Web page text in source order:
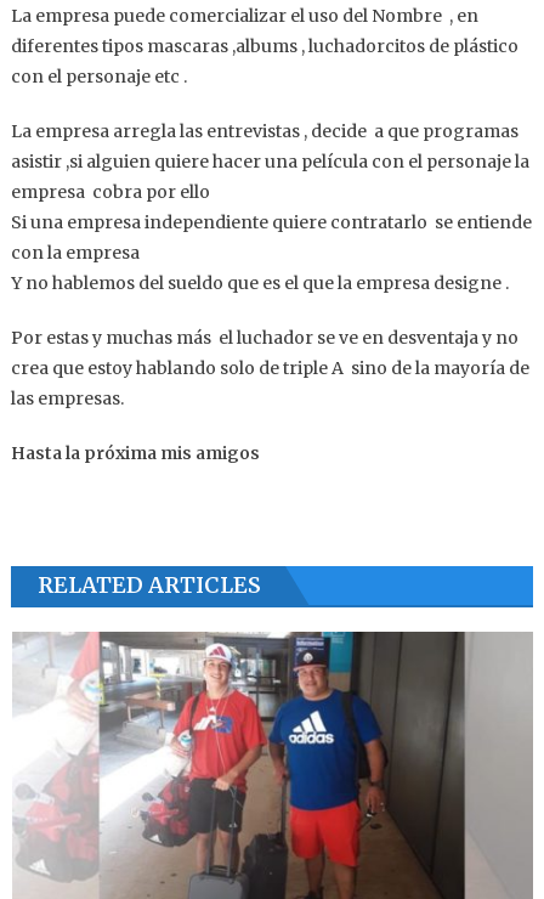
La empresa puede comercializar el uso del Nombre , en
diferentes tipos mascaras ,albums , luchadorcitos de plástico
con el personaje etc .
La empresa arregla las entrevistas , decide a que programas
asistir ,si alguien quiere hacer una película con el personaje la
empresa cobra por ello
Si una empresa independiente quiere contratarlo se entiende
con la empresa
Y no hablemos del sueldo que es el que la empresa designe .
Por estas y muchas más el luchador se ve en desventaja y no
crea que estoy hablando solo de triple A sino de la mayoría de
las empresas.
Hasta la próxima mis amigos
RELATED ARTICLES